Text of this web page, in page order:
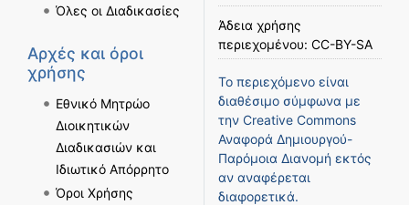
Όλες οι Διαδικασίες
Αρχές και όροι
χρήσης
Εθνικό Μητρώο
Διοικητικών
Διαδικασιών και
Ιδιωτικό Απόρρητο
Όροι Χρήσης
Άδεια χρήσης
περιεχομένου: CC-BY-SA
Το περιεχόμενο είναι
διαθέσιμο σύμφωνα με
την Creative Commons
Αναφορά Δημιουργού-
Παρόμοια Διανομή εκτός
αν αναφέρεται
διαφορετικά.